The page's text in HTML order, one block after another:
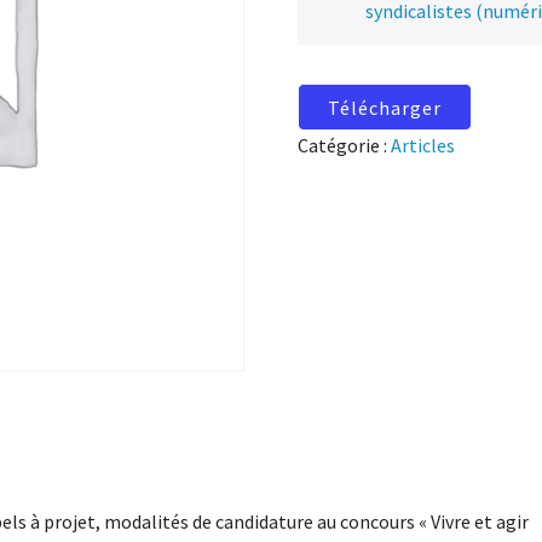
syndicalistes
Télécharger
Catégorie :Articles
à projet, modalités de candidature au concours « Vivre et agir